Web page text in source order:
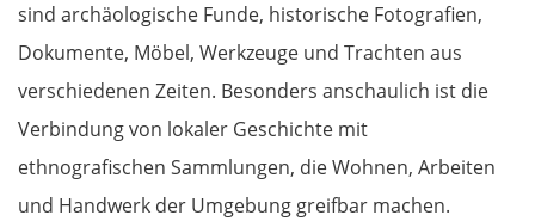
sind archäologische Funde, historische Fotografien,
Dokumente, Möbel, Werkzeuge und Trachten aus
verschiedenen Zeiten. Besonders anschaulich ist die
Verbindung von lokaler Geschichte mit
ethnografischen Sammlungen, die Wohnen, Arbeiten
und Handwerk der Umgebung greifbar machen.